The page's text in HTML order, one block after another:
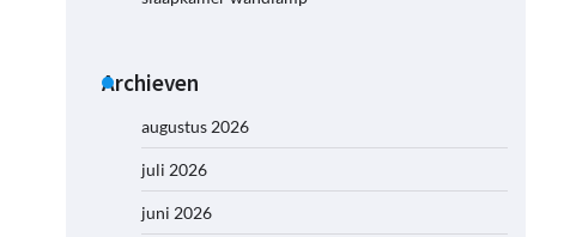
Archieven
augustus 2026
juli 2026
juni 2026